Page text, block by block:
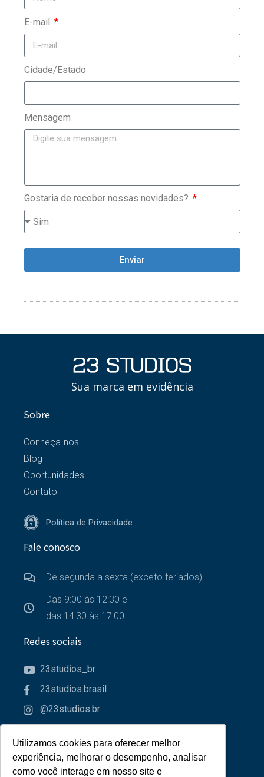
Utilizamos cookies para oferecer melhor
experiência, melhorar o desempenho, analisar
como você interage em nosso site e
Utilizamos cookies para oferecer melhor
experiência, melhorar o desempenho, analisar
como você interage em nosso site e
E-mail
Cidade/Estado
Mensagem
Gostaria de receber nossas novidades?
Enviar
Sua marca em evidência
Sobre
Conheça-nos
Blog
Oportunidades
Contato
Política de Privacidade
Fale conosco
De segunda a sexta (exceto feriados)
Das 9:00 às 12:30 e
das 14:30 às 17:00
Redes sociais
23studios_br
23studios.brasil
@23studios.br
23studios
Parceiros